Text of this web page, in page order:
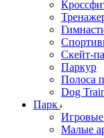
Скейт-
Паркур
Полоса
Dog
Парк
Малые